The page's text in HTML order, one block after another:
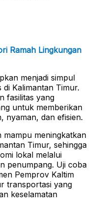
Ramah Lingkungan
menjadi simpul
Kalimantan Timur.
fasilitas yang
untuk memberikan
nyaman, dan efisien.
mampu meningkatkan
Timur, sehingga
lokal melalui
penumpang. Uji coba
Pemprov Kaltim
transportasi yang
keselamatan